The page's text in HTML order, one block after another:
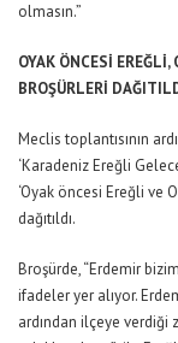
olmasın.”
OYAK ÖNCESİ
BROŞÜRLERİ
Meclis toplantısının
‘Karadeniz Ereğli
‘Oyak öncesi Ereğli ve
dağıtıldı.
Broşürde, “Erdemir
ifadeler yer alıyor.
ardından ilçeye verdiği